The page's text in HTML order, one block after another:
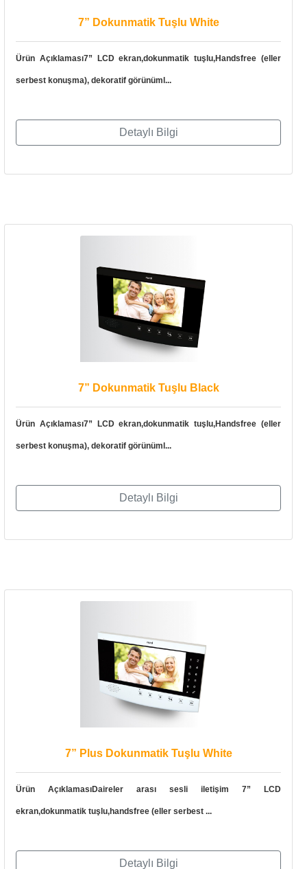
7” Dokunmatik Tuşlu White
Ürün Açıklaması7” LCD ekran,dokunmatik tuşlu,Handsfree (eller
serbest konuşma), dekoratif görünüml...
Detaylı Bilgi
7” Dokunmatik Tuşlu Black
Ürün Açıklaması7” LCD ekran,dokunmatik tuşlu,Handsfree (eller
serbest konuşma), dekoratif görünüml...
Detaylı Bilgi
7” Plus Dokunmatik Tuşlu White
Ürün AçıklamasıDaireler arası sesli iletişim 7” LCD
ekran,dokunmatik tuşlu,handsfree (eller serbest ...
Detaylı Bilgi